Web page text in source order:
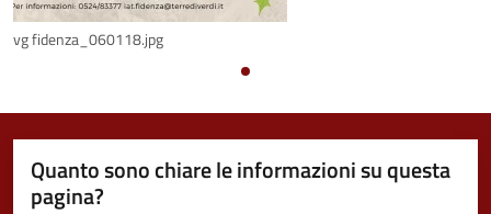
vg fidenza_060118.jpg
Quanto sono chiare le informazioni su questa
pagina?